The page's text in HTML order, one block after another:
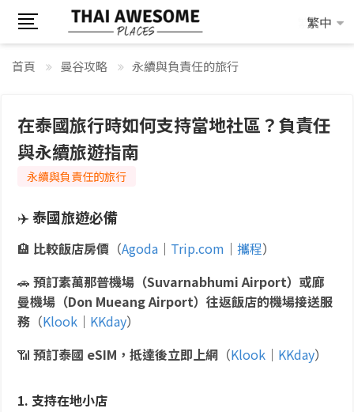
繁中
繁中
首頁 曼谷攻略 永續與負責任的旅行
在泰國旅行時如何支持當地社區？負責任
與永續旅遊指南
永續與負責任的旅行
✈️泰國旅遊必備
🏨 比較飯店房價 （Agoda ｜ Trip.com ｜ 攜程）
🚗 預訂素萬那普機場（Suvarnabhumi Airport）或廊
曼機場（Don Mueang Airport）往返飯店的機場接送服
務 （Klook ｜ KKday）
📶 預訂泰國 eSIM，抵達後立即上網 （Klook ｜ KKday）
1. 支持在地小店